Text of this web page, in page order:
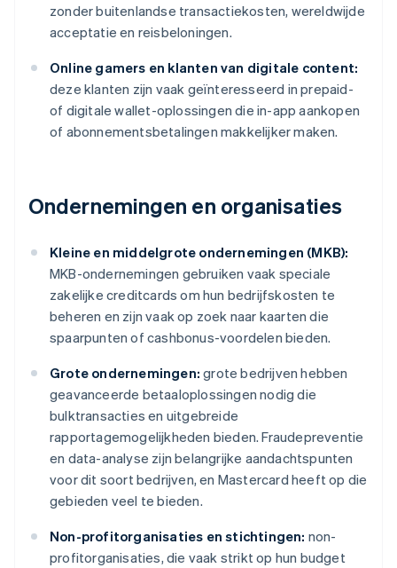
zonder buitenlandse transactiekosten, wereldwijde
acceptatie en reisbeloningen.
Online gamers en klanten van digitale content:
deze klanten zijn vaak geïnteresseerd in prepaid-
of digitale wallet-oplossingen die in-app aankopen
of abonnementsbetalingen makkelijker maken.
Ondernemingen en organisaties
Kleine en middelgrote ondernemingen (MKB):
MKB-ondernemingen gebruiken vaak speciale
zakelijke creditcards om hun bedrijfskosten te
beheren en zijn vaak op zoek naar kaarten die
spaarpunten of cashbonus-voordelen bieden.
Grote ondernemingen: grote bedrijven hebben
geavanceerde betaaloplossingen nodig die
bulktransacties en uitgebreide
rapportagemogelijkheden bieden. Fraudepreventie
en data-analyse zijn belangrijke aandachtspunten
voor dit soort bedrijven, en Mastercard heeft op die
gebieden veel te bieden.
Non-profitorganisaties en stichtingen: non-
profitorganisaties, die vaak strikt op hun budget